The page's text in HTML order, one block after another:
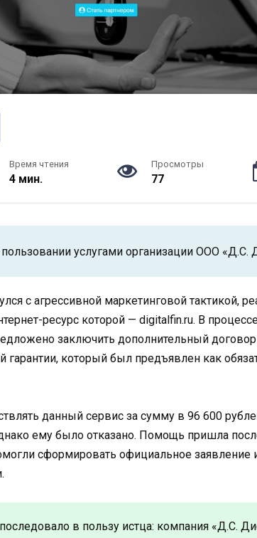
Время чтения
4 мин.
Просмотры
77
услугами организации ООО «Д.С.
с агрессивной маркетинговой тактикой,
ресурс которой — digitalfin.ru. В
заключить дополнительный договор
гарантии, который был предъявлен как
данный сервис за сумму в 96 600
ему было отказано. Помощь пришла
сформировать официальное заявление
в пользу истца: компания «Д.С.